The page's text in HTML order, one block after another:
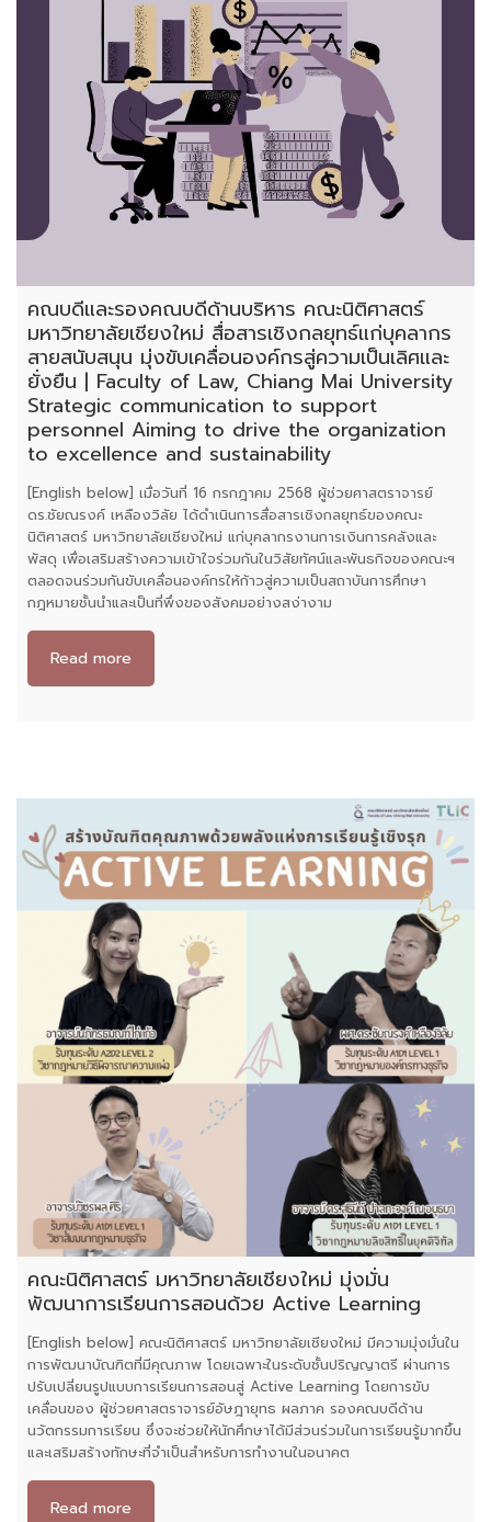
คณบดีและรองคณบดีด้านบริหาร คณะนิติศาสตร์
มหาวิทยาลัยเชียงใหม่ สื่อสารเชิงกลยุทธ์แก่บุคลากร
สายสนับสนุน มุ่งขับเคลื่อนองค์กรสู่ความเป็นเลิศและ
ยั่งยืน | Faculty of Law, Chiang Mai University
Strategic communication to support
personnel Aiming to drive the organization
to excellence and sustainability
[English below] เมื่อวันที่ 16 กรกฎาคม 2568 ผู้ช่วยศาสตราจารย์
ดร.ชัยณรงค์ เหลืองวิลัย ได้ดำเนินการสื่อสารเชิงกลยุทธ์ของคณะ
นิติศาสตร์ มหาวิทยาลัยเชียงใหม่ แก่บุคลากรงานการเงินการคลังและ
พัสดุ เพื่อเสริมสร้างความเข้าใจร่วมกันในวิสัยทัศน์และพันธกิจของคณะฯ
ตลอดจนร่วมกันขับเคลื่อนองค์กรให้ก้าวสู่ความเป็นสถาบันการศึกษา
กฎหมายชั้นนำและเป็นที่พึ่งของสังคมอย่างสง่างาม
Read more
คณะนิติศาสตร์ มหาวิทยาลัยเชียงใหม่ มุ่งมั่น
พัฒนาการเรียนการสอนด้วย Active Learning
[English below] คณะนิติศาสตร์ มหาวิทยาลัยเชียงใหม่ มีความมุ่งมั่นใน
การพัฒนาบัณฑิตที่มีคุณภาพ โดยเฉพาะในระดับชั้นปริญญาตรี ผ่านการ
ปรับเปลี่ยนรูปแบบการเรียนการสอนสู่ Active Learning โดยการขับ
เคลื่อนของ ผู้ช่วยศาสตราจารย์อัษฎายุทธ ผลภาค รองคณบดีด้าน
นวัตกรรมการเรียน ซึ่งจะช่วยให้นักศึกษาได้มีส่วนร่วมในการเรียนรู้มากขึ้น
และเสริมสร้างทักษะที่จำเป็นสำหรับการทำงานในอนาคต
Read more